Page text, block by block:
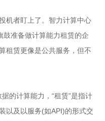
机者盯上了。智力计算中心
鼓准备做计算能力租赁的企
租赁更像是公共服务，但不
的计算能力，“租赁”是指计
以及以服务(如API)的形式交